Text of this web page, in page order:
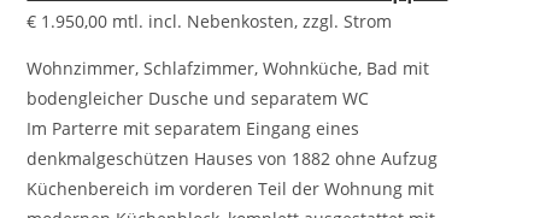
€ 1.950,00 mtl. incl. Nebenkosten, zzgl. Strom
Wohnzimmer, Schlafzimmer, Wohnküche, Bad mit
bodengleicher Dusche und separatem WC
Im Parterre mit separatem Eingang eines
denkmalgeschützen Hauses von 1882 ohne Aufzug
Küchenbereich im vorderen Teil der Wohnung mit